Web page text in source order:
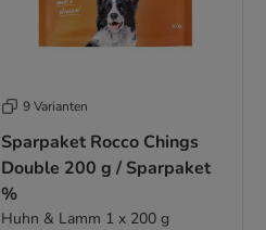
9 Varianten
Sparpaket Rocco Chings
Double 200 g / Sparpaket
%
Huhn & Lamm 1 x 200 g